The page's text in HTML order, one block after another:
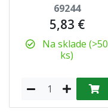
69244
5,83 €
Na sklade (>50
ks)